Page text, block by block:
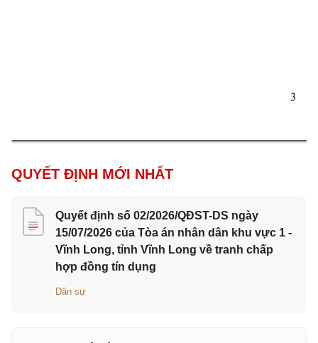
3
QUYẾT ĐỊNH MỚI NHẤT
Quyết định số 02/2026/QĐST-DS ngày
15/07/2026 của Tòa án nhân dân khu vực 1 -
Vĩnh Long, tỉnh Vĩnh Long về tranh chấp
hợp đồng tín dụng
Dân sự